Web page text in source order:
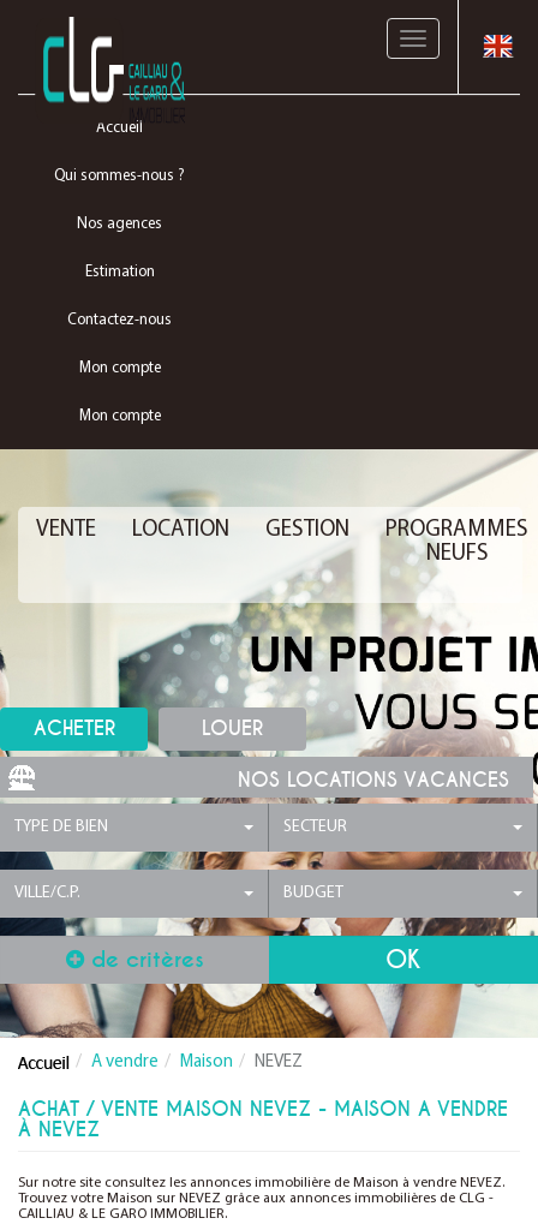
Toggle
Accueil
Qui sommes-nous ?
Nos agences
Estimation
Contactez-nous
Mon compte
Mon compte
VENTE LOCATION GESTION
PROGRAMMES
NEUFS
ACHETER LOUER
NOS LOCATIONS VACANCES
TYPE DE BIEN SECTEUR
VILLE/C.P. BUDGET
de critères
A vendre Maison NEVEZ
ACHAT / VENTE MAISON NEVEZ - MAISON A VENDRE
À NEVEZ
Sur notre site consultez les annonces immobilière de Maison à vendre NEVEZ.
Trouvez votre Maison sur NEVEZ grâce aux annonces immobilières de CLG -
CAILLIAU & LE GARO IMMOBILIER.